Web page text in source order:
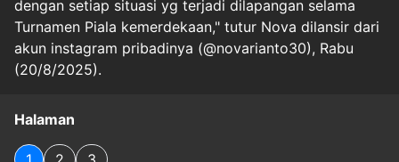
dengan setiap situasi yg terjadi dilapangan selama
Turnamen Piala kemerdekaan," tutur Nova dilansir dari
akun instagram pribadinya (@novarianto30), Rabu
(20/8/2025).
Halaman